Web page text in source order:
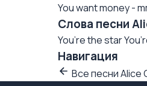
You want money -
Слова песни
You’re the star
Навигация
Все песни Alice